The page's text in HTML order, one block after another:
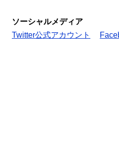
ソーシャルメディア
Twitter公式アカウント